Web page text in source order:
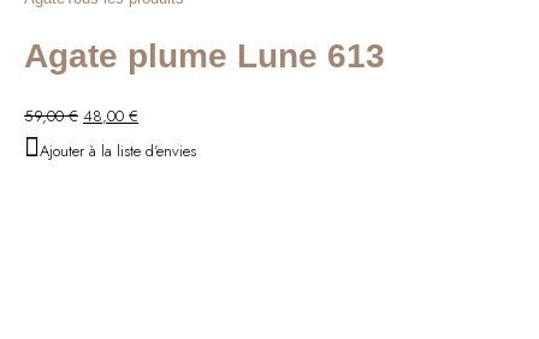
Agate plume Lune 613
59,00€ Le
initial
48,00 €
actuel
Ajouter à la liste d'envies